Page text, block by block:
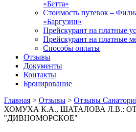
«Бетта»
Стоимость путевок –
«Баргузин»
Прейскурант на платные
Прейскурант на платные
Способы оплаты
Отзывы
Документы
Контакты
Бронирование
Главная > Отзывы > Отзывы
ХОМУХА К.А., ШАТАЛОВА Л.В.:
"ДИВНОМОРСКОЕ"